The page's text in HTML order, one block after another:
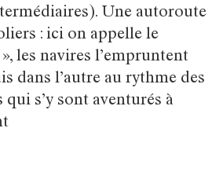
Une autoroute
: ici on appelle le
les navires l’empruntent
dans l’autre au rythme des
qui s’y sont aventurés à